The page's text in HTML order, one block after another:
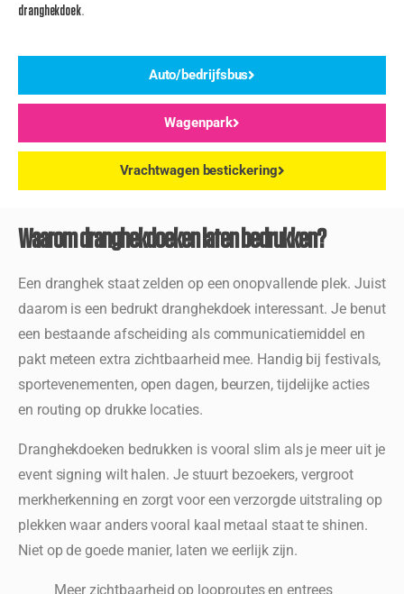
dranghekdoek.
Auto/bedrijfsbus
Wagenpark
Vrachtwagen bestickering
Waarom dranghekdoeken laten bedrukken?
Een dranghek staat zelden op een onopvallende plek. Juist
daarom is een bedrukt dranghekdoek interessant. Je benut
een bestaande afscheiding als communicatiemiddel en
pakt meteen extra zichtbaarheid mee. Handig bij festivals,
sportevenementen, open dagen, beurzen, tijdelijke acties
en routing op drukke locaties.
Dranghekdoeken bedrukken is vooral slim als je meer uit je
event signing wilt halen. Je stuurt bezoekers, vergroot
merkherkenning en zorgt voor een verzorgde uitstraling op
plekken waar anders vooral kaal metaal staat te shinen.
Niet op de goede manier, laten we eerlijk zijn.
Meer zichtbaarheid op looproutes en entrees